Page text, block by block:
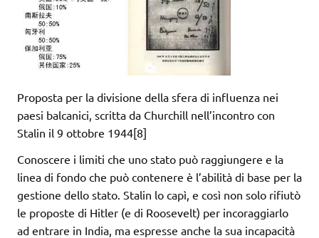
Proposta per la divisione della sfera di influenza nei
paesi balcanici, scritta da Churchill nell’incontro con
Stalin il 9 ottobre 1944[8]
Conoscere i limiti che uno stato può raggiungere e la
linea di fondo che può contenere è l’abilità di base per la
gestione dello stato. Stalin lo capì, e così non solo rifiutò
le proposte di Hitler (e di Roosevelt) per incoraggiarlo
ad entrare in India, ma espresse anche la sua incapacità